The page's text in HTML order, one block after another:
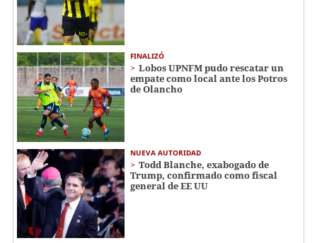
FINALIZÓ
Lobos UPNFM pudo rescatar un
empate como local ante los Potros
de Olancho
NUEVA AUTORIDAD
Todd Blanche, exabogado de
Trump, confirmado como fiscal
general de EE UU